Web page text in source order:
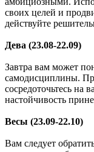
своих целей и
действуйте
Дева (23.08-22.09)
Завтра вам может
самодисциплины.
сосредоточьтесь на
настойчивость
Весы (23.09-22.10)
Вам следует